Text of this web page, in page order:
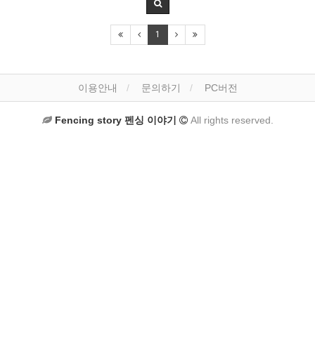
1
이용안내 문의하기 PC버전
Fencing story 펜싱 이야기 All rights reserved.